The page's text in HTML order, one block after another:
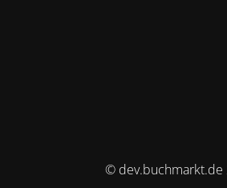
© dev.buchmarkt.de